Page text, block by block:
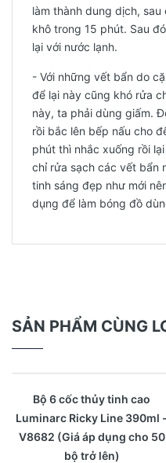
làm thành dung dịch,
khô trong 15 phút. Sau
lại với nước lạnh.
- Với những vết bẩn do
để lại này cũng khó rửa
này, ta phải dùng giấm.
rồi bắc lên bếp nấu cho
phút thì nhắc xuống rồi
chỉ rửa sạch các vết bẩn
tinh sáng đẹp như mới
dụng để làm bóng đồ
SẢN PHẨM CÙNG
Xem nhanh
Bộ 6 cốc thủy tinh cao
Luminarc Ricky Line 390ml -
V8682 (Giá áp dụng cho 50
bộ trở lên)